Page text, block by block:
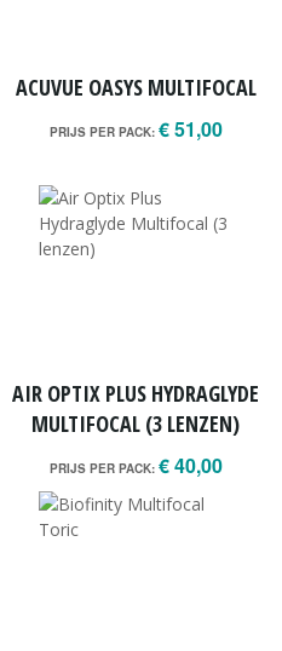
ACUVUE OASYS MULTIFOCAL
PRIJS PER PACK: € 51,00
AIR OPTIX PLUS HYDRAGLYDE
MULTIFOCAL (3 LENZEN)
PRIJS PER PACK: € 40,00